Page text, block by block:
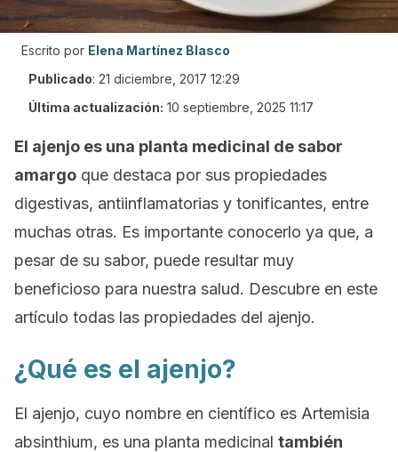
Escrito por Elena Martínez Blasco
Publicado: 21 diciembre, 2017 12:29
Última actualización: 10 septiembre, 2025 11:17
El ajenjo es una planta medicinal de sabor
amargo que destaca por sus propiedades
digestivas, antiinflamatorias y tonificantes, entre
muchas otras. Es importante conocerlo ya que, a
pesar de su sabor, puede resultar muy
beneficioso para nuestra salud. Descubre en este
artículo todas las propiedades del ajenjo.
¿Qué es el ajenjo?
El ajenjo, cuyo nombre en científico es Artemisia
absinthium, es una planta medicinal también